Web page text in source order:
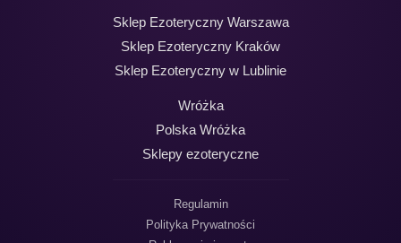
Sklep Ezoteryczny Warszawa
Sklep Ezoteryczny Kraków
Sklep Ezoteryczny w Lublinie
Wróżka
Polska Wróżka
Sklepy ezoteryczne
Regulamin
Polityka Prywatności